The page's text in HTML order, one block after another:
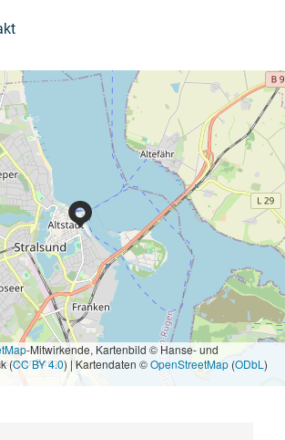
-Mitwirkende, Kartenbild © Hanse- und
(CC BY 4.0) | Kartendaten ©OpenStreetMap (ODbL )